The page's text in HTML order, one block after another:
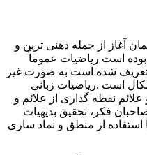
آغاز از جمله ذهنی ترین و
است ریاضیات عموماً
تعریف شده است به صورت غیر
است .ریاضیات زبانی
نقطه گذاری از علائم و
فکر، تحقیق بدیهیات
از منطق و نماد سازی